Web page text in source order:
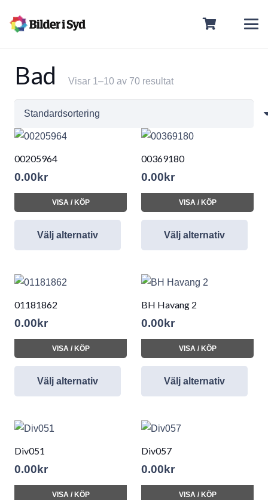
Bad Visar 1–10 av 70 resultat
00205964
0.00 kr
VISA / KÖP
Välj alternativ
00369180
0.00 kr
VISA / KÖP
Välj alternativ
01181862
0.00 kr
VISA / KÖP
Välj alternativ
BH Havang 2
0.00 kr
VISA / KÖP
Välj alternativ
Div051
0.00 kr
VISA / KÖP
Div057
0.00 kr
VISA / KÖP